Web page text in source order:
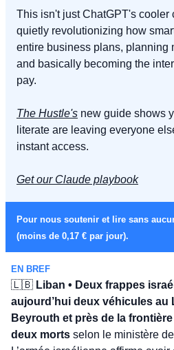
This isn't just ChatGPT's cooler
quietly revolutionizing how
entire business plans, planning
and basically becoming the
pay.
The Hustle's new guide shows
literate are leaving everyone
instant access.
Get our Claude playbook
Pour nous soutenir et lire sans
(moins de 0,17 € par jour).
EN BREF
🇱🇧 Liban • Deux frappes
aujourd’hui deux véhicules au
Beyrouth et près de la
deux morts selon le ministère